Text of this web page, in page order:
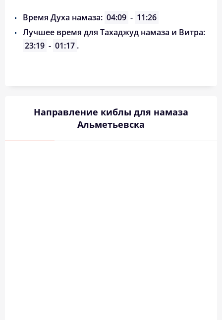
Время Духа намаза: 04:09 - 11:26
Лучшее время для Тахаджуд намаза и Витра:
23:19 - 01:17 .
Направление киблы для намаза
Альметьевска